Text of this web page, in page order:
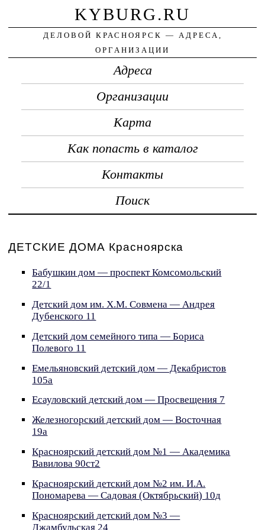
KYBURG.RU
ДЕЛОВОЙ КРАСНОЯРСК — АДРЕСА,
ОРГАНИЗАЦИИ
Адреса
Организации
Карта
Как попасть в каталог
Контакты
Поиск
ДЕТСКИЕ ДОМА Красноярска
Бабушкин дом — проспект Комсомольский
22/1
Детский дом им. Х.М. Совмена — Андрея
Дубенского 11
Детский дом семейного типа — Бориса
Полевого 11
Емельяновский детский дом — Декабристов
105а
Есауловский детский дом — Просвещения 7
Железногорский детский дом — Восточная
19а
Красноярский детский дом №1 — Академика
Вавилова 90ст2
Красноярский детский дом №2 им. И.А.
Пономарева — Садовая (Октябрьский) 10д
Красноярский детский дом №3 —
Джамбульская 24